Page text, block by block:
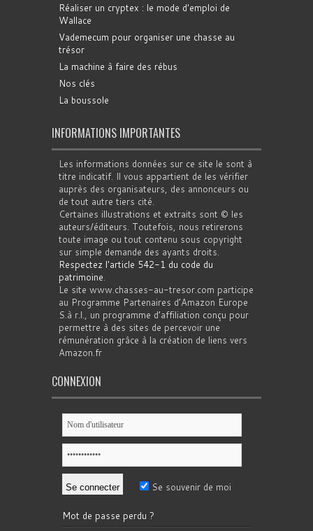
Réaliser un cryptex : le mode d'emploi de
Wallace
Vademecum pour organiser une chasse au
trésor
La machine à faire des rébus
Nos clés
La boussole
INFORMATIONS IMPORTANTES
Les informations données sur ce site le sont à
titre indicatif. Il vous appartient de les vérifier
auprès des organisateurs, des annonceurs ou
de tout autre tiers cité.
Certaines illustrations et extraits sont © les
auteurs/éditeurs. Toutefois, nous retirerons
toute image ou tout contenu sous copyright
sur simple demande des ayants droits.
Respectez l'article 542-1 du code du
patrimoine.
Le site www.chasses-au-tresor.com participe
au Programme Partenaires d’Amazon Europe
S.à r.l., un programme d’affiliation conçu pour
permettre à des sites de percevoir une
rémunération grâce à la création de liens vers
Amazon.fr
CONNEXION
Se souvenir de moi
Mot de passe perdu ?